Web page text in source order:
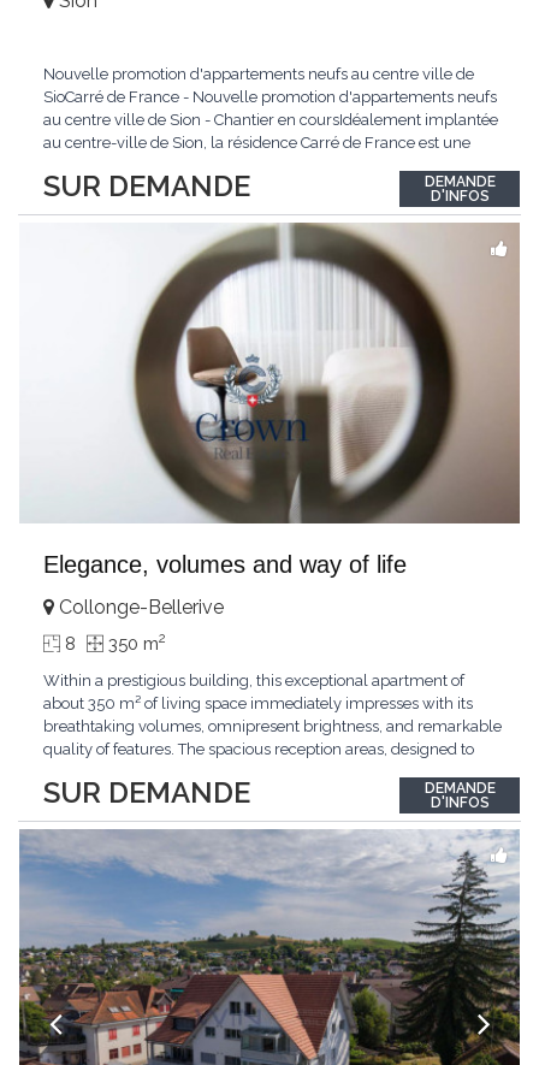
SUR DEMANDE
Nouvelle promotion d'appartements neufs au centre ville de
SioCarré de France - Nouvelle promotion d'appartements neufs
au centre ville de Sion - Chantier en coursIdéalement implantée
au centre-ville de Sion, la résidence Carré de France est une
contemporaine, qualité de vie et emplacement privilégié.Ce
projet d'envergure comprend 38...
DEMANDE
D'INFOS
Elegance, volumes and way of life
SUR DEMANDE
Collonge-Bellerive
8 350 m2
Within a prestigious building, this exceptional apartment of
about 350 m² of living space immediately impresses with its
breathtaking volumes, omnipresent brightness, and remarkable
quality of features. The spacious reception areas, designed to
outdoor spaces bathed in greenery. The bedrooms also have
direct access to the outdoors, offering...
DEMANDE
D'INFOS